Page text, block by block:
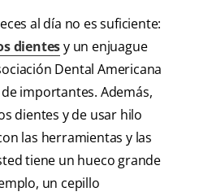
al día no es suficiente:
dientesy un enjuague
Dental Americana
importantes. Además,
dientes y de usar hilo
las herramientas y las
tiene un hueco grande
un cepillo